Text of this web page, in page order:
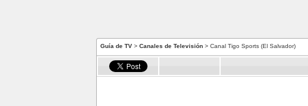
Guía de TV > Canales de Televisión > Canal Tigo Sports (El Salvador)